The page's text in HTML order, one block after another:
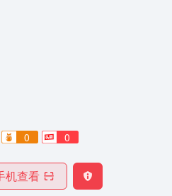
0 0
机查看